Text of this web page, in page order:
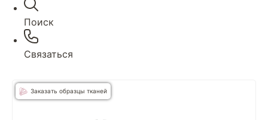
Поиск
Связаться
Заказать образцы тканей